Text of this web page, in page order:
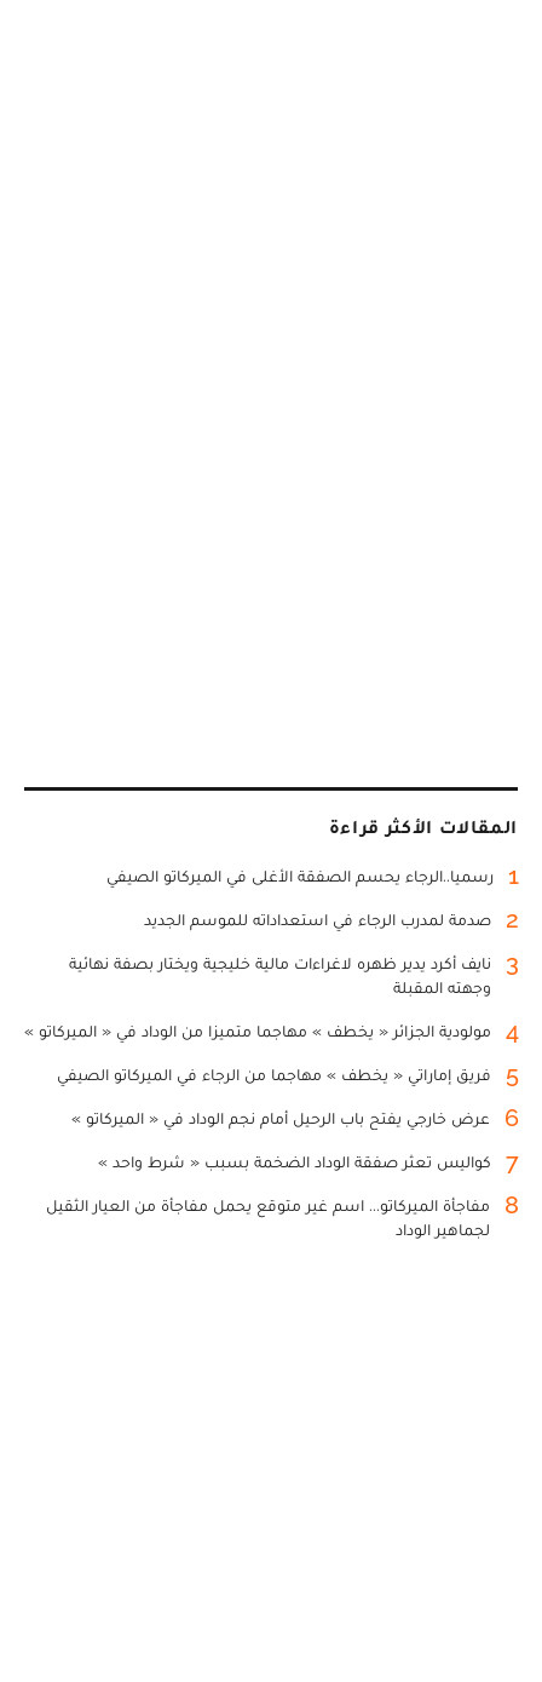
المقالات الأكثر قراءة
1 رسميا..الرجاء يحسم الصفقة الأغلى في الميركاتو الصيفي
2 صدمة لمدرب الرجاء في استعداداته للموسم الجديد
3
نايف أكرد يدير ظهره لاغراءات مالية خليجية ويختار بصفة نهائية
وجهته المقبلة
4 مولودية الجزائر « يخطف » مهاجما متميزا من الوداد في « الميركاتو »
5 فريق إماراتي « يخطف » مهاجما من الرجاء في الميركاتو الصيفي
6 عرض خارجي يفتح باب الرحيل أمام نجم الوداد في « الميركاتو »
7 كواليس تعثر صفقة الوداد الضخمة بسبب « شرط واحد »
8
مفاجأة الميركاتو... اسم غير متوقع يحمل مفاجأة من العيار الثقيل
لجماهير الوداد